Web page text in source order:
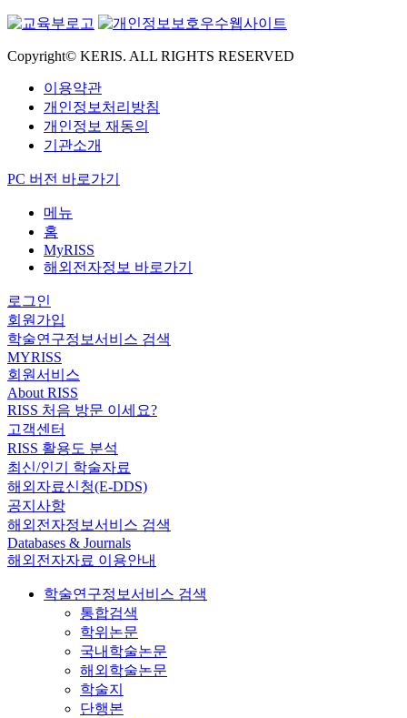
Copyright© KERIS. ALL RIGHTS RESERVED
이용약관
개인정보처리방침
개인정보 재동의
기관소개
PC 버전 바로가기
메뉴
홈
MyRISS
해외전자정보 바로가기
로그인
회원가입
학술연구정보서비스 검색
MYRISS
회원서비스
About RISS
RISS 처음 방문 이세요?
고객센터
RISS 활용도 분석
최신/인기 학술자료
해외자료신청(E-DDS)
공지사항
해외전자정보서비스 검색
Databases & Journals
해외전자자료 이용안내
학술연구정보서비스 검색
통합검색
학위논문
국내학술논문
해외학술논문
학술지
단행본